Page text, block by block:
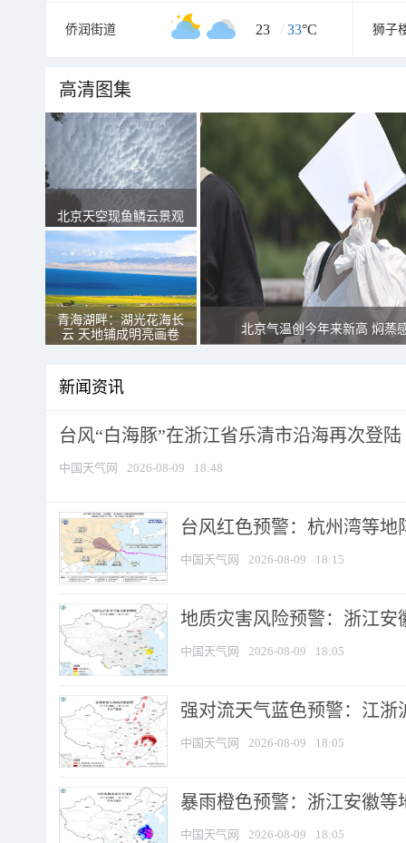
侨润街道 23 / 33°C 狮子
高清图集
北京天空现鱼鳞云景观
青海湖畔：湖光花海长
云 天地铺成明亮画卷
北京气温创今年来新高 焖蒸
新闻资讯
台风“白海豚”在浙江省乐清市沿海再次登陆
中国天气网 2026-08-09 18:48
台风红色预警：杭州湾等地
中国天气网 2026-08-09 18:15
地质灾害风险预警：浙江安
中国天气网 2026-08-09 18:05
强对流天气蓝色预警：江浙
中国天气网 2026-08-09 18:05
暴雨橙色预警：浙江安徽等
中国天气网 2026-08-09 18:05